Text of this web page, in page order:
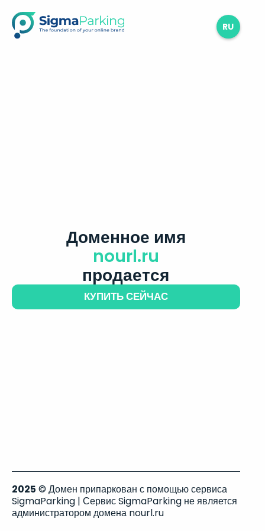
RU
Доменное имя
nourl.ru
продается
КУПИТЬ СЕЙЧАС
2025 © Домен припаркован с помощью сервиса
SigmaParking | Сервис SigmaParking не является
администратором домена nourl.ru